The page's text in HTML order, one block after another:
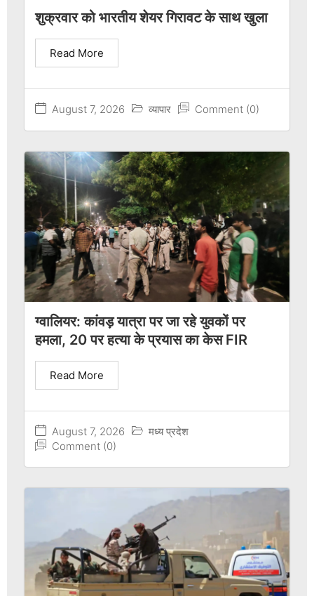
शुक्रवार को भारतीय शेयर गिरावट के साथ खुला
August 7, 2026 व्यापार Comment (0)
Read More
ग्वालियर: कांवड़ यात्रा पर जा रहे युवकों पर
हमला, 20 पर हत्या के प्रयास का केस FIR
August 7, 2026
मध्य प्रदेश
Comment (0)
Read More